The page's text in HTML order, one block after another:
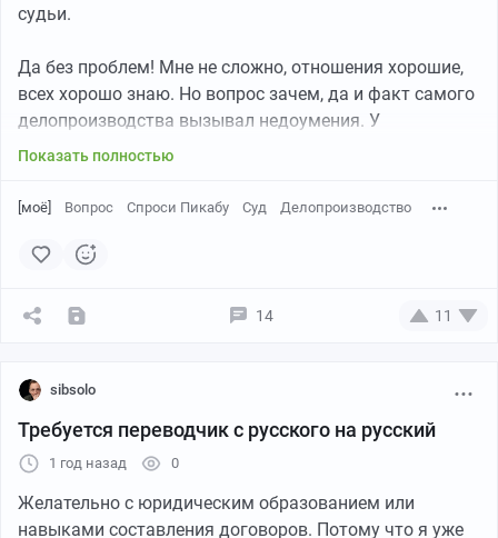
судьи.
Да без проблем! Мне не сложно, отношения хорошие,
всех хорошо знаю. Но вопрос зачем, да и факт самого
делопроизводства вызывал недоумения. У
наследника тоже.. Ладно, сходила.
ещё больше... Об их уместности и всего данного
которого я знаю (единственный наследник, кстати) на
Зато спрашивали сколько я живу по этому адресу (а
жил там, ухаживал за жильем и делал ремонт (что я
это прям видела), платил коммуналку... И вот такого
типа может ещё пару вопросов было.
Ответила и меня сразу отпустили домой.
Показать полностью
[моё] Вопрос Спроси Пикабу Суд Делопроизводство
14 11
sibsolo
Требуется переводчик с русского на русский
1 год назад 0
Желательно с юридическим образованием или
навыками составления договоров. Потому что я уже